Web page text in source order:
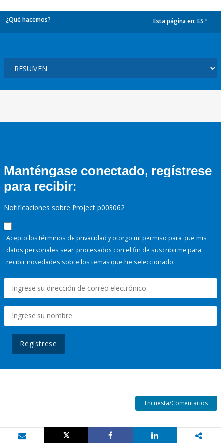
¿Qué hacemos? Esta página en: ES
Manténgase conectado, regístrese
para recibir:
Notificaciones sobre Project p003062
Acepto los términos de privacidad y otorgo mi permiso para que mis
datos personales sean procesados con el fin de suscribirme para
recibir novedades sobre los temas que he seleccionado.
Regístrese
Encuesta/Comentarios